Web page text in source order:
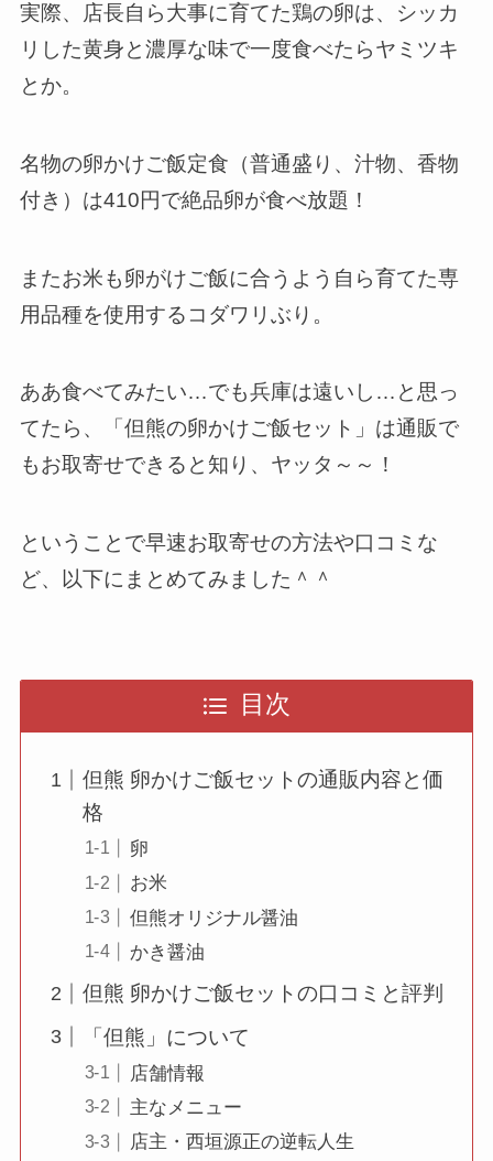
実際、店長自ら大事に育てた鶏の卵は、シッカ
リした黄身と濃厚な味で一度食べたらヤミツキ
とか。
名物の卵かけご飯定食（普通盛り、汁物、香物
付き）は410円で絶品卵が食べ放題 ！
またお米も卵がけご飯に合うよう自ら育てた専
用品種を使用するコダワリぶり。
ああ食べてみたい…でも兵庫は遠いし…と思っ
てたら、「但熊の卵かけご飯セット」は通販で
もお取寄せできると知り、ヤッタ～～！
ということで早速お取寄せの方法や口コミな
ど、以下にまとめてみました＾＾
目次
但熊 卵かけご飯セットの通販内容と価
格
卵
お米
但熊オリジナル醤油
かき醤油
但熊 卵かけご飯セットの口コミと評判
「但熊」について
店舗情報
主なメニュー
店主・西垣源正の逆転人生